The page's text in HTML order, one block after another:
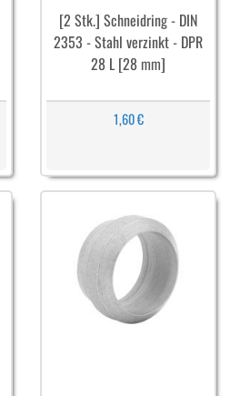
[2 Stk.] Schneidring - DIN
2353 - Stahl verzinkt - DPR
28 L [28 mm]
1,60 €